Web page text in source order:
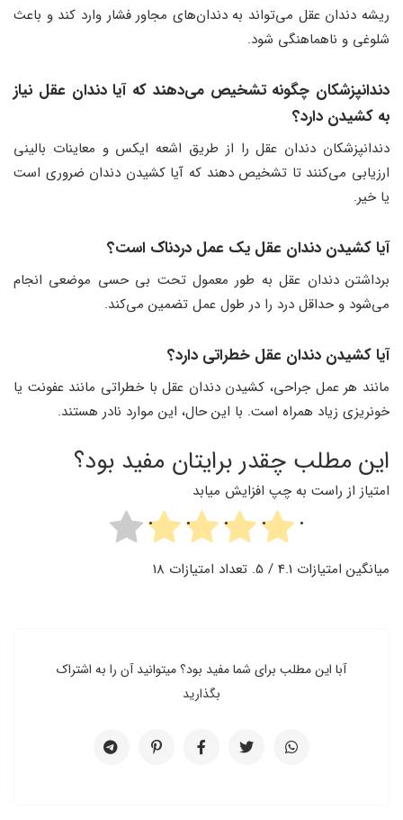
ریشه دندان عقل می‌تواند به دندان‌های مجاور فشار وارد کند و باعث
شلوغی و ناهماهنگی شود.
دندانپزشکان چگونه تشخیص می‌دهند که آیا دندان عقل نیاز
به کشیدن دارد؟
دندانپزشکان دندان عقل را از طریق اشعه ایکس و معاینات بالینی
ارزیابی می‌کنند تا تشخیص دهند که آیا کشیدن دندان ضروری است
یا خیر.
آیا کشیدن دندان عقل یک عمل دردناک است؟
برداشتن دندان عقل به طور معمول تحت بی حسی موضعی انجام
می‌شود و حداقل درد را در طول عمل تضمین می‌کند.
آیا کشیدن دندان عقل خطراتی دارد؟
مانند هر عمل جراحی، کشیدن دندان عقل با خطراتی مانند عفونت یا
خونریزی زیاد همراه است. با این حال، این موارد نادر هستند.
این مطلب چقدر برایتان مفید بود؟
امتیاز از راست به چپ افزایش میابد
میانگین امتیازات 4.1 / 5. تعداد امتیازات 18
آبا این مطلب برای شما مفید بود؟ میتوانید آن را به اشتراک
بگذارید